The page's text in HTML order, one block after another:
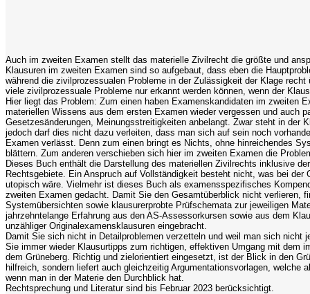
Auch im zweiten Examen stellt das materielle Zivilrecht die größte und
Klausuren im zweiten Examen sind so aufgebaut, dass eben die
während die zivilprozessualen Probleme in der Zulässigkeit der Klage
viele zivilprozessuale Probleme nur erkannt werden können, wenn der
Hier liegt das Problem: Zum einen haben Examenskandidaten im zweiten
materiellen Wissens aus dem ersten Examen wieder vergessen und auch
Gesetzesänderungen, Meinungsstreitigkeiten anbelangt. Zwar steht in der
jedoch darf dies nicht dazu verleiten, dass man sich auf sein noch
Examen verlässt. Denn zum einen bringt es Nichts, ohne hinreichendes
blättern. Zum anderen verschieben sich hier im zweiten Examen die
Dieses Buch enthält die Darstellung des materiellen Zivilrechts inklusive
Rechtsgebiete. Ein Anspruch auf Vollständigkeit besteht nicht, was bei der
utopisch wäre. Vielmehr ist dieses Buch als examensspezifisches
zweiten Examen gedacht. Damit Sie den Gesamtüberblick nicht verlieren,
Systemübersichten sowie klausurerprobte Prüfschemata zur jeweiligen
jahrzehntelange Erfahrung aus den AS-Assessorkursen sowie aus dem
unzähliger Originalexamensklausuren eingebracht.
Damit Sie sich nicht in Detailproblemen verzetteln und weil man sich nicht
Sie immer wieder Klausurtipps zum richtigen, effektiven Umgang mit dem
dem Grüneberg. Richtig und zielorientiert eingesetzt, ist der Blick in den
hilfreich, sondern liefert auch gleichzeitig Argumentationsvorlagen, welche
wenn man in der Materie den Durchblick hat.
Rechtsprechung und Literatur sind bis Februar 2023 berücksichtigt.